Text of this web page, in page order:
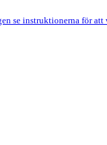
se instruktionerna för att